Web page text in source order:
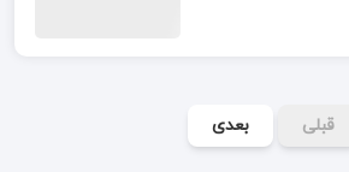
قبلی بعدی